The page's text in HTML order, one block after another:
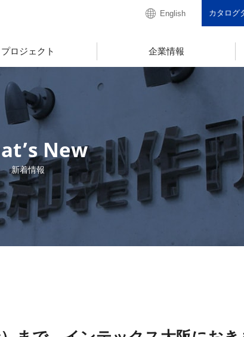
プロジェクト 企業情報
カタログ
English
New
新着情報